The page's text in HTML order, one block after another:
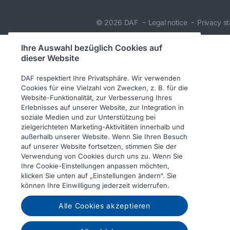
© 2026 DAF Legal notice Privacy
Ihre Auswahl bezüglich Cookies auf
dieser Website
DAF respektiert Ihre Privatsphäre. Wir verwenden
Cookies für eine Vielzahl von Zwecken, z. B. für die
Website-Funktionalität, zur Verbesserung Ihres
Erlebnisses auf unserer Website, zur Integration in
soziale Medien und zur Unterstützung bei
zielgerichteten Marketing-Aktivitäten innerhalb und
außerhalb unserer Website. Wenn Sie Ihren Besuch
auf unserer Website fortsetzen, stimmen Sie der
Verwendung von Cookies durch uns zu. Wenn Sie
Ihre Cookie-Einstellungen anpassen möchten,
klicken Sie unten auf „Einstellungen ändern“. Sie
können Ihre Einwilligung jederzeit widerrufen.
Alle Cookies akzeptieren